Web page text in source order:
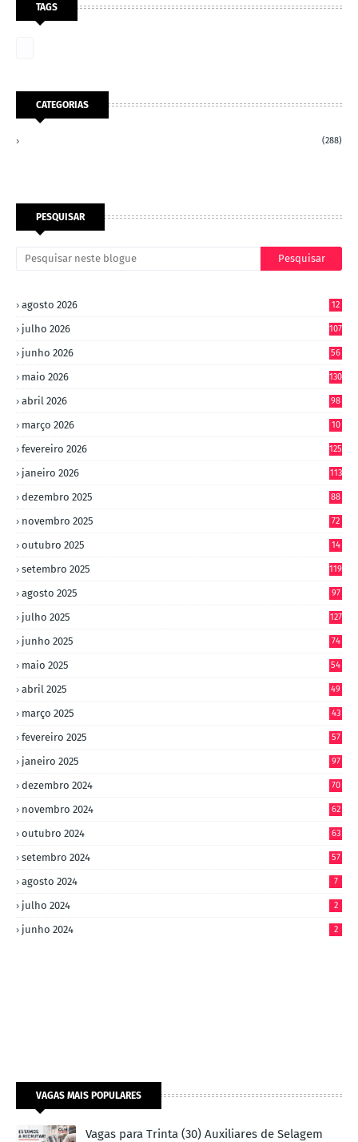
TAGS
CATEGORIAS
(288)
PESQUISAR
agosto 2026 12
julho 2026 107
junho 2026 56
maio 2026 130
abril 2026 98
março 2026
10
fevereiro 2026 125
janeiro 2026 113
dezembro 2025 88
novembro 2025 72
outubro 2025
14
setembro 2025 119
agosto 2025 97
julho 2025 127
junho 2025 74
maio 2025 54
abril 2025 49
março 2025 43
fevereiro 2025 57
janeiro 2025 97
dezembro 2024 70
novembro 2024 62
outubro 2024 63
setembro 2024 57
agosto 2024 7
julho 2024 2
junho 2024 2
VAGAS MAIS POPULARES
Vagas para Trinta (30) Auxiliares de Selagem